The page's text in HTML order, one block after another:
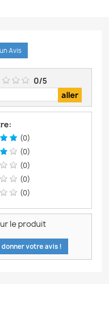
Avis
0/5
(0)
(0)
(0)
(0)
(0)
le produit
votre avis !